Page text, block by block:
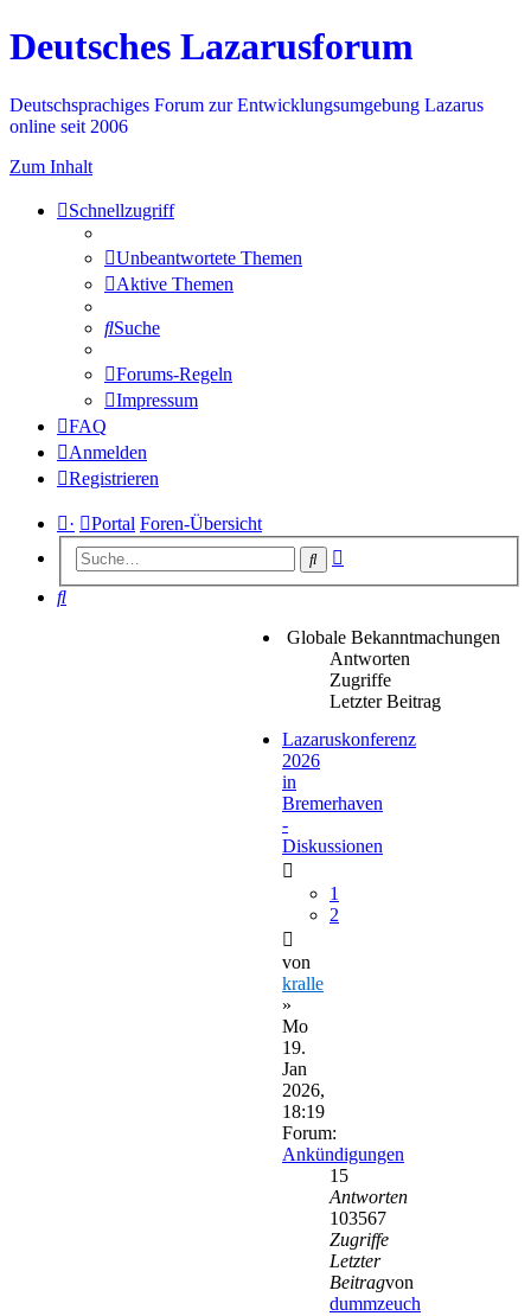
Deutsches Lazarusforum
Deutschsprachiges Forum zur Entwicklungsumgebung Lazarus
online seit 2006
Zum Inhalt
Schnellzugriff
Unbeantwortete Themen
Aktive Themen
Suche
Forums-Regeln
Impressum
FAQ
Anmelden
Registrieren
· Portal Foren-Übersicht
Suche
Suche
Globale Bekanntmachungen
Antworten
Zugriffe
Letzter Beitrag
Lazaruskonferenz
2026
in
Bremerhaven
-
Diskussionen
1
2
von
kralle
»
Mo
19.
Jan
2026,
18:19
Forum:
Ankündigungen
15
Antworten
103567
Zugriffe
Letzter
Beitragvon
dummzeuch